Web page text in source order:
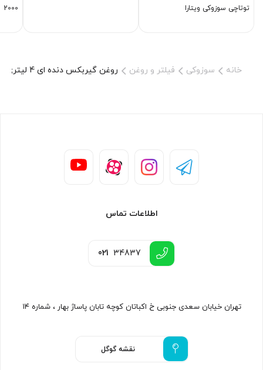
توتاچی سوزوکی ویتارا
2000
خانه سوزوکی فیلتر و روغن روغن گیربكس دنده ای 4 لیتری توتاچی سوزوکی ویتارا
اطلاعات تماس
021 34837
تهران خیابان سعدی جنوبی خ اکباتان کوچه تابان پاساژ بهار ، شماره ۱۴
نقشه گوگل